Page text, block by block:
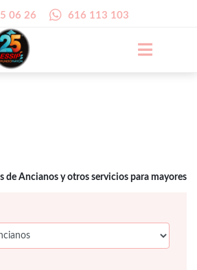
06 26 616 113 103
de Ancianos y otros servicios para mayores